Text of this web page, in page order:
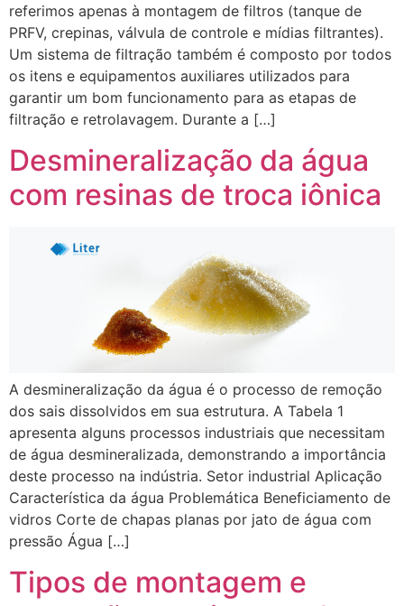
referimos apenas à montagem de filtros (tanque de
PRFV, crepinas, válvula de controle e mídias filtrantes).
Um sistema de filtração também é composto por todos
os itens e equipamentos auxiliares utilizados para
garantir um bom funcionamento para as etapas de
filtração e retrolavagem. Durante a […]
Desmineralização da água
com resinas de troca iônica
A desmineralização da água é o processo de remoção
dos sais dissolvidos em sua estrutura. A Tabela 1
apresenta alguns processos industriais que necessitam
de água desmineralizada, demonstrando a importância
deste processo na indústria. Setor industrial Aplicação
Característica da água Problemática Beneficiamento de
vidros Corte de chapas planas por jato de água com
pressão Água […]
Tipos de montagem e